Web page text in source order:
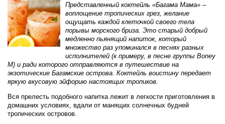
Представленный коктейль «Багама Мама» –
воплощение тропических грез, желание
ощущать каждой клеточкой своего тела
порывы морского бриза. Это старый добрый
медленно пьянящий напиток, который
множество раз упоминался в песнях разных
исполнителей (к примеру, в песне группы Boney
M) и ради которого отправляются в путешествие на
экзотические Багамские острова. Коктейль воистину передает
яркую вкусовую эйфорию настоящих тропиков.
Вся прелесть подобного напитка лежит в легкости приготовления в
домашних условиях, вдали от манящих солнечных будней
тропических островов.